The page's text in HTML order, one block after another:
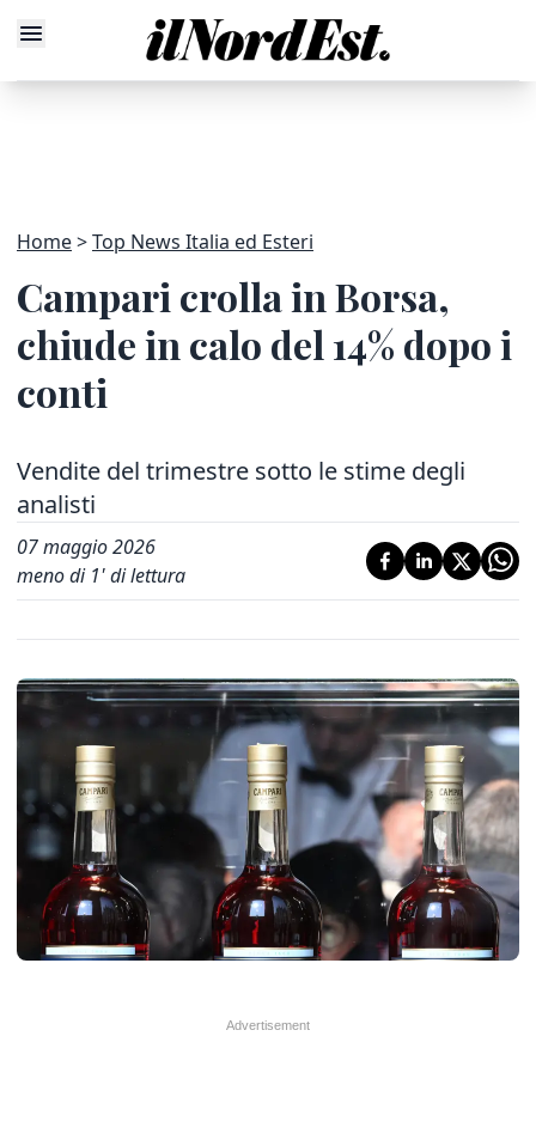
Home Top News Italia ed Esteri
Campari crolla in Borsa,
chiude in calo del 14% dopo i
conti
Vendite del trimestre sotto le stime degli
analisti
07 maggio 2026
meno di 1' di lettura